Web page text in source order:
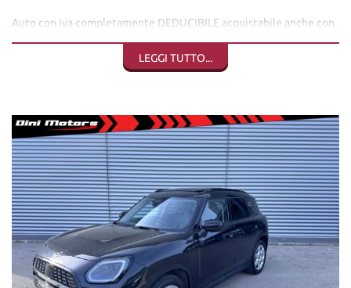
Auto con iva completamente DEDUCIBILE acquistabile anche con
Auto in ottimo stato pari al nuovo in garanzia casa madre MINI fino
posteriori, telecamera, cerchi in lega Kaleido spoke da 19, sensori
di parcheggio anteriori e posteriori, vetri posteriori oscurati, tetto
a contrasto con la carrozzeria Nero, key less entry, interni in pelle
Vintage Brown, sedili sportivi, Head Up Display HUD, comandi al
volante, key less go, clima bi-zona automatica, assistenza
parcheggio, legge i segnali stradali, ricarica wireless cellulare,
apertura e chiusura baule elettrico, apple car play, android auto,
bluetooth, alzacristalli elettrici, cruise control adattivo, sedili
riscaldati, Luci a LED con funzione Cornering Light, Preparazione
Driving Assistant Plus, Antifurto con telecomando, High Beam
assistant, ecc ecc...
LEGGI TUTTO...